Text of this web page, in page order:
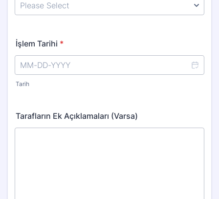
İşlem Tarihi *
Tarih
Tarafların Ek Açıklamaları (Varsa)